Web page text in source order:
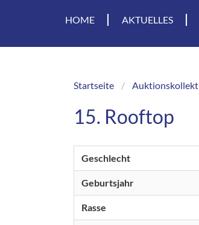
HOME AKTUELLES
Breadcrumb
Startseite
15. Rooftop
Geschlecht
Geburtsjahr
Rasse